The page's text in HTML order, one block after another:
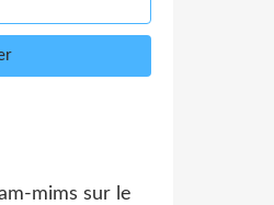
mims sur le